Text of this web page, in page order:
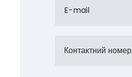
E-mail
Контактний номер